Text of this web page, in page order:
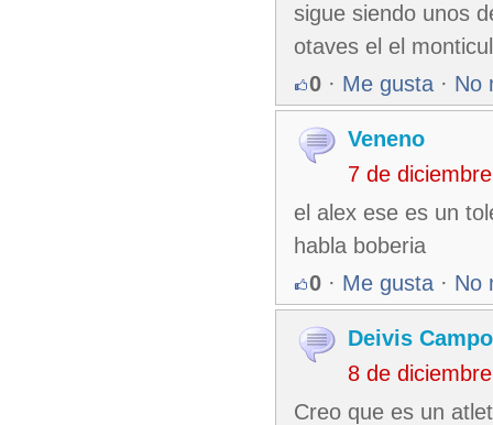
sigue siendo unos
otaves el el
0 · Me gusta · No
Veneno
7 de
el alex ese es un
habla boberia
0 · Me gusta · No
Deivis
8 de
Creo que es un